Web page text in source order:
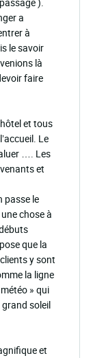
a
à
le savoir
là
faire
et tous
Le
…. Les
et
passe le
chose à
que la
y sont
la ligne
» qui
grand soleil
et